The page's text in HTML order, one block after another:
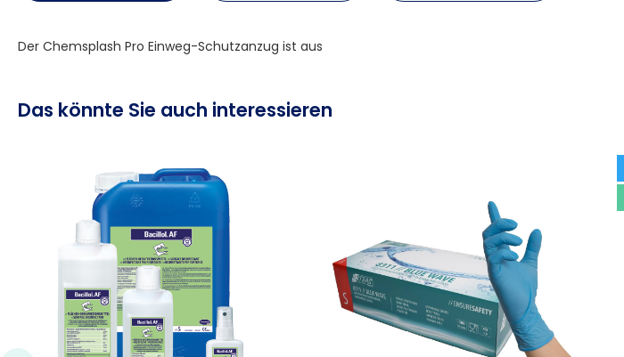
Der Chemsplash Pro Einweg-Schutzanzug ist aus
Das könnte Sie auch interessieren